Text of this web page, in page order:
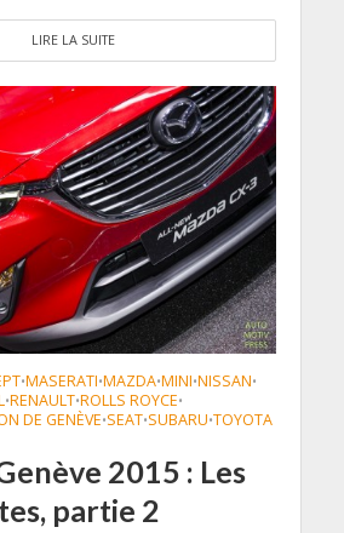
LIRE LA SUITE
•MASERATI•MAZDA•MINI•NISSAN•
•RENAULT•ROLLS ROYCE•
DE GENÈVE•SEAT•SUBARU•TOYOTA
2015 : Les
partie 2